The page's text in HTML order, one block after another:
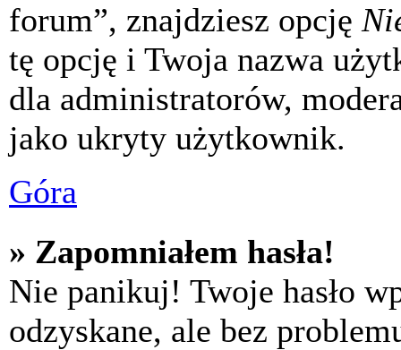
forum”, znajdziesz opcję
tę opcję i Twoja nazwa
dla administratorów,
jako ukryty użytkownik.
Góra
» Zapomniałem hasła!
Nie panikuj! Twoje hasło
odzyskane, ale bez